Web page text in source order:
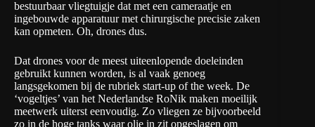
bestuurbaar vliegtuigje dat met een cameraatje en
ingebouwde apparatuur met chirurgische precisie zaken
kan opmeten. Oh, drones dus.
Dat drones voor de meest uiteenlopende doeleinden
gebruikt kunnen worden, is al vaak genoeg
langsgekomen bij de rubriek start-up of the week. De
‘vogeltjes’ van het Nederlandse RoNik maken moeilijk
meetwerk uiterst eenvoudig. Zo vliegen ze bijvoorbeeld
zo in de hoge tanks waar olie in zit opgeslagen om